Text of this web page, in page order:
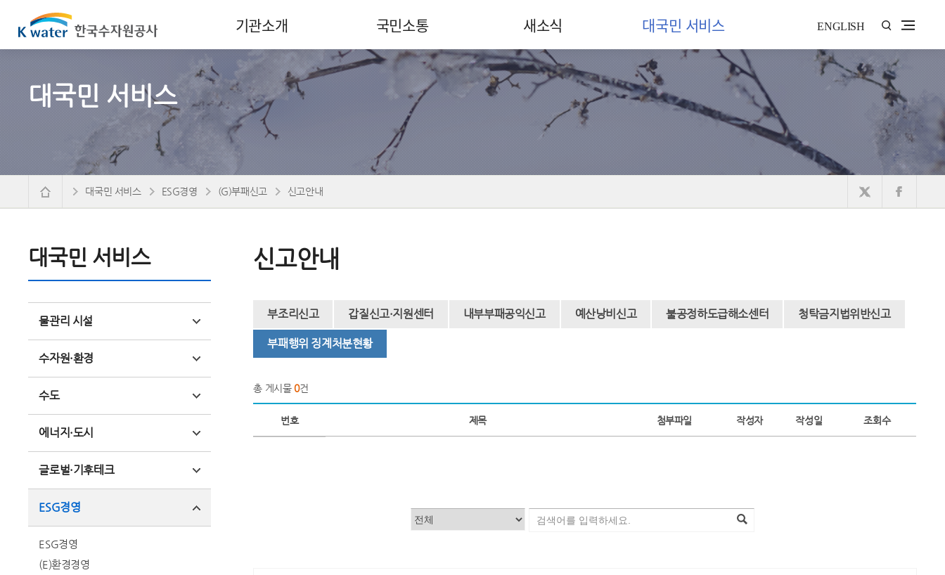
기관소개 국민소통 새소식 대국민 서비스 ENGLISH
대국민 서비스
대국민 서비스
물관리 시설
수자원·환경
수도
에너지·도시
글로벌·기후테크
ESG경영
ESG경영
(E)환경경영
대국민 서비스 ESG경영 (G)부패신고 신고안내
신고안내
부조리신고 갑질신고·지원센터 내부부패공익신고 예산낭비신고 불공정하도급해소센터 청탁금지법위반신고
부패행위 징계처분현황
총 게시물0건
번호 제목 첨부파일 작성자 작성일 조회수